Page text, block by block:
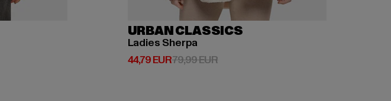
69,99 EUR
URBAN CLASSICS
Ladies Sherpa
44,79 EUR
Derzeitiger Preis: 44,79 EUR
79,99 EURAktionspreis: 79,99 EUR